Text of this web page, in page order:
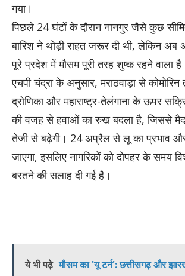
गया।
पिछले 24 घंटों के दौरान नानगुर जैसे कुछ
बारिश ने थोड़ी राहत जरूर दी थी, लेकिन अब
पूरे प्रदेश में मौसम पूरी तरह शुष्क रहने वाला
एचपी चंद्रा के अनुसार, मराठवाड़ा से
द्रोणिका और महाराष्ट्र-तेलंगाना के ऊपर
की वजह से हवाओं का रुख बदला है, जिससे
तेजी से बढ़ेगी। 24 अप्रैल से लू का प्रभाव
जाएगा, इसलिए नागरिकों को दोपहर के समय
बरतने की सलाह दी गई है।
ये भी पढ़े मौसम का 'यू टर्न': छत्तीसगढ़ और